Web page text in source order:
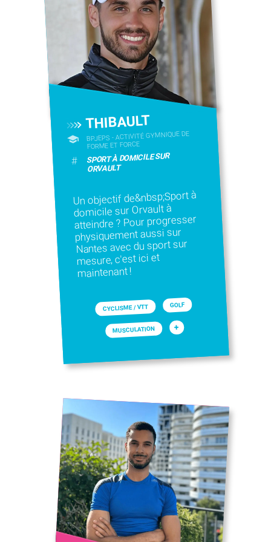
THIBAULT
BPJEPS - ACTIVITÉ GYMNIQUE DE
FORME ET FORCE
# SPORT À DOMICILE SUR
ORVAULT
Un objectif de&nbsp;Sport à
domicile sur Orvault à
atteindre ? Pour progresser
physiquement aussi sur
Nantes avec du sport sur
mesure, c'est ici et
maintenant !
CYCLISME / VTT GOLF
MUSCULATION +